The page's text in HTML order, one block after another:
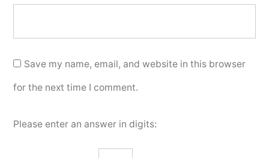
Save my name, email, and website in this browser
for the next time I comment.
Please enter an answer in digits: